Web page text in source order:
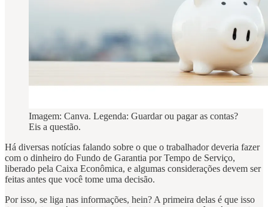
Imagem: Canva. Legenda: Guardar ou pagar as contas?
Eis a questão.
Há diversas notícias falando sobre o que o trabalhador deveria fazer
com o dinheiro do Fundo de Garantia por Tempo de Serviço,
liberado pela Caixa Econômica, e algumas considerações devem ser
feitas antes que você tome uma decisão.
Por isso, se liga nas informações, hein? A primeira delas é que isso